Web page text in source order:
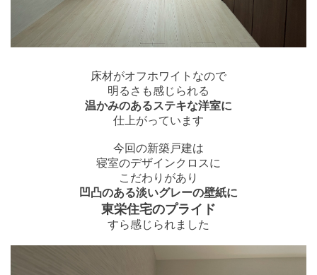
床材がオフホワイトなので
明るさも感じられる
温かみのあるステキな洋室に
仕上がっています
今回の新築戸建は
寝室のデザインクロスに
こだわりがあり
凹凸のある淡いグレーの壁紙に
東栄住宅のプライド
すら感じられました